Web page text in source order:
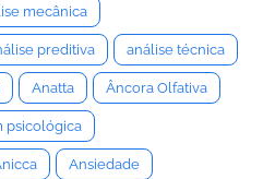
mecânica
preditiva análise técnica
Anatta Âncora Olfativa
psicológica
Ansiedade